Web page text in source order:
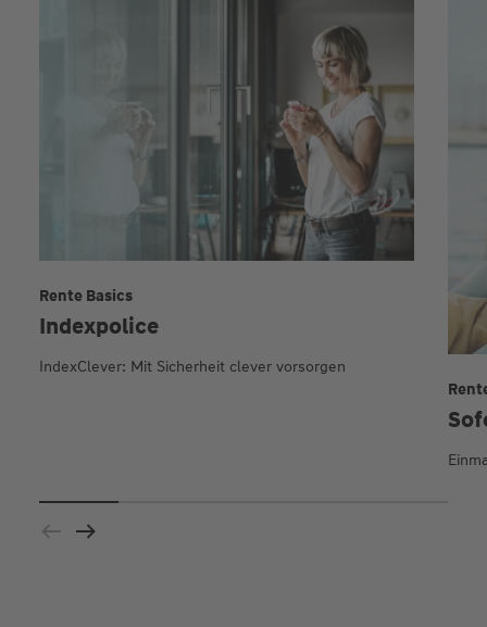
Indexpolice
Rente Basics
IndexClever: Mit Sicherheit clever vorsorgen